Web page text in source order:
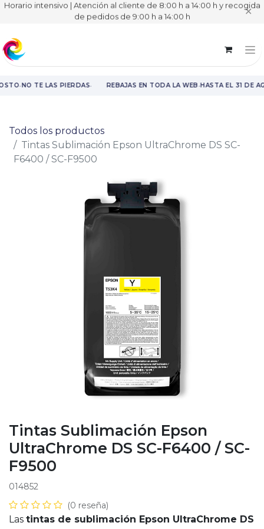
Horario intensivo | Atención al cliente de 8:00 h a 14:00 h y recogida
de pedidos de 9:00 h a 14:00 h ✕
·NO TE LAS PIERDAS· REBAJAS EN TODA LA WEB·HASTA EL 31 DE
Todos los productos
Tintas Sublimación Epson UltraChrome DS SC-
F6400 / SC-F9500
Tintas Sublimación Epson
UltraChrome DS SC-F6400 / SC-
F9500
014852
(0 reseña)
Las tintas de sublimación Epson UltraChrome DS